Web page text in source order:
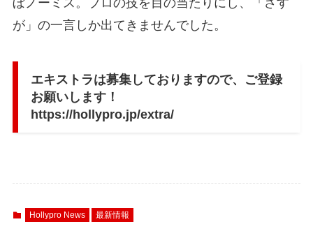
ぼノーミス。プロの技を目の当たりにし、「さす
が」の一言しか出てきませんでした。
エキストラは募集しておりますので、ご登録
お願いします！
https://hollypro.jp/extra/
Hollypro News 最新情報